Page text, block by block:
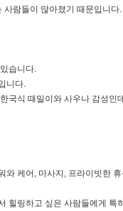
사람들이 많아졌기 때문입니다.
습니다.
니다.
국식 때밀이와 사우나 감성
케어, 마사지, 프라이빗한
힐링하고 싶은 사람들에게 특